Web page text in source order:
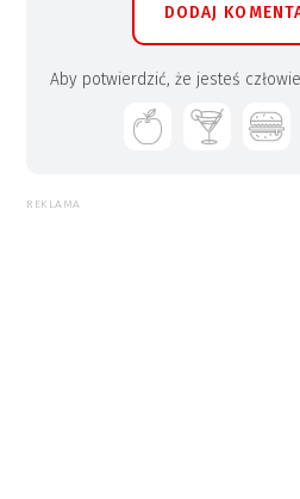
DODAJ
Aby potwierdzić, że jesteś
REKLAMA